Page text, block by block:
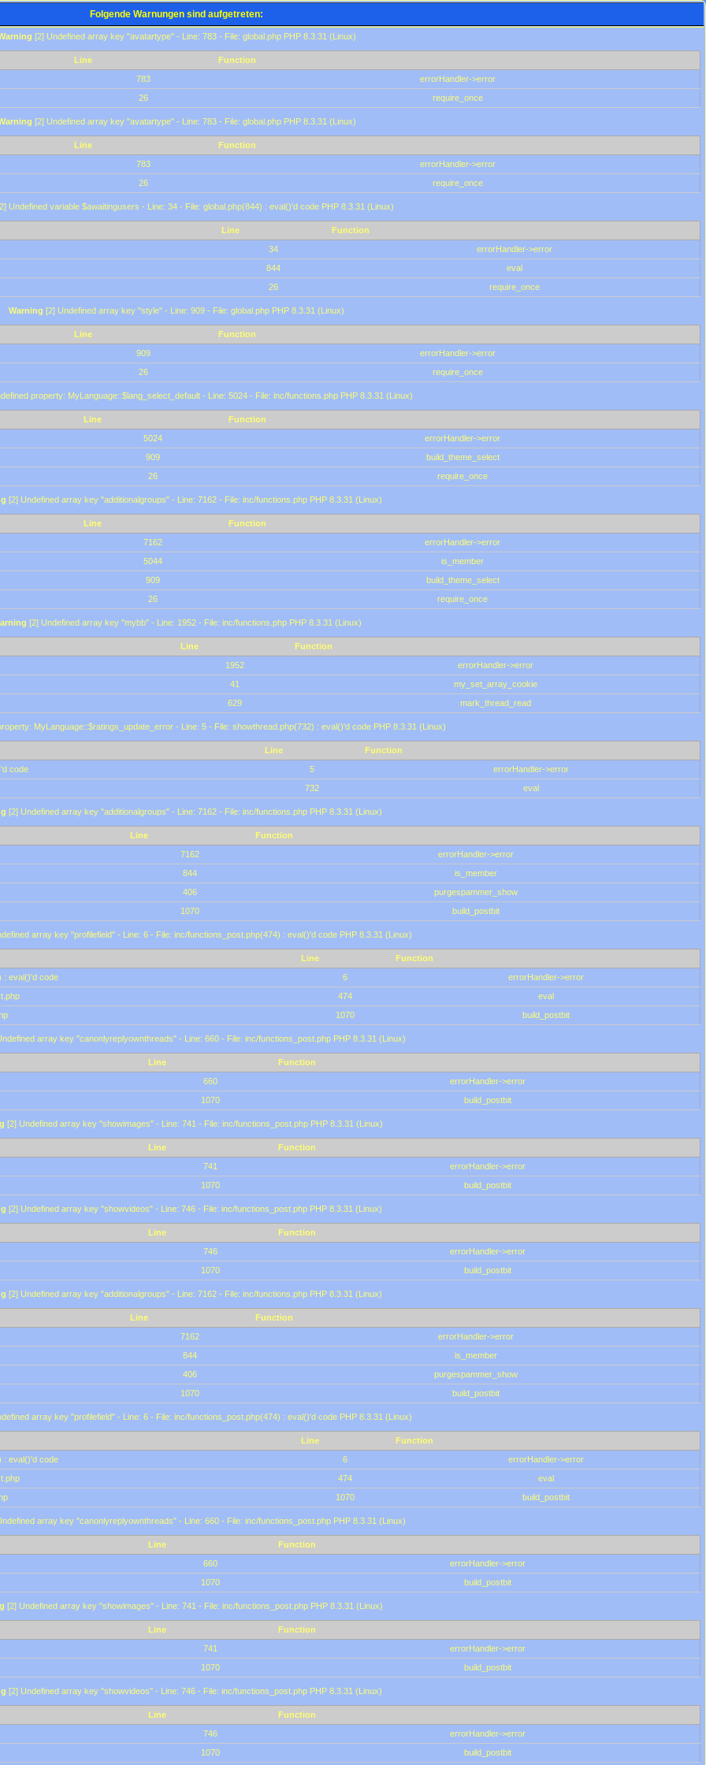
Folgende Warnungen sind aufgetreten:
[2] Undefined array key "avatartype" - Line: 783 - File: global.php PHP 8.3.31 (Linux)
Line
Function
783
errorHandler->error
26
require_once
[2] Undefined array key "avatartype" - Line: 783 - File: global.php PHP 8.3.31 (Linux)
Line
Function
783
errorHandler->error
26
require_once
Undefined variable $awaitingusers - Line: 34 - File: global.php(844) : eval()'d code PHP 8.3.31 (Linux)
Line
Function
34
errorHandler->error
844
eval
26
require_once
Warning [2] Undefined array key "style" - Line: 909 - File: global.php PHP 8.3.31 (Linux)
Line
Function
909
errorHandler->error
26
require_once
property: MyLanguage::$lang_select_default - Line: 5024 - File: inc/functions.php PHP 8.3.31 (Linux)
Line
Function
5024
errorHandler->error
909
build_theme_select
26
require_once
[2] Undefined array key "additionalgroups" - Line: 7162 - File: inc/functions.php PHP 8.3.31 (Linux)
Line
Function
7162
errorHandler->error
5044
is_member
909
build_theme_select
26
require_once
[2] Undefined array key "mybb" - Line: 1952 - File: inc/functions.php PHP 8.3.31 (Linux)
Line
Function
1952
errorHandler->error
41
my_set_array_cookie
629
mark_thread_read
MyLanguage::$ratings_update_error - Line: 5 - File: showthread.php(732) : eval()'d code PHP 8.3.31 (Linux)
Line
Function
code
5
errorHandler->error
732
eval
[2] Undefined array key "additionalgroups" - Line: 7162 - File: inc/functions.php PHP 8.3.31 (Linux)
Line
Function
7162
errorHandler->error
844
is_member
406
purgespammer_show
1070
build_postbit
array key "profilefield" - Line: 6 - File: inc/functions_post.php(474) : eval()'d code PHP 8.3.31 (Linux)
Line
Function
: eval()'d code
6
errorHandler->error
474
eval
1070 build_postbit
array key "canonlyreplyownthreads" - Line: 660 - File: inc/functions_post.php PHP 8.3.31 (Linux)
Line
Function
660
errorHandler->error
1070
build_postbit
[2] Undefined array key "showimages" - Line: 741 - File: inc/functions_post.php PHP 8.3.31 (Linux)
Line
Function
741
errorHandler->error
1070
build_postbit
[2] Undefined array key "showvideos" - Line: 746 - File: inc/functions_post.php PHP 8.3.31 (Linux)
Line
Function
746
errorHandler->error
1070
build_postbit
[2] Undefined array key "additionalgroups" - Line: 7162 - File: inc/functions.php PHP 8.3.31 (Linux)
Line
Function
7162
errorHandler->error
844
is_member
406
purgespammer_show
1070
build_postbit
array key "profilefield" - Line: 6 - File: inc/functions_post.php(474) : eval()'d code PHP 8.3.31 (Linux)
Line
Function
: eval()'d code
6
errorHandler->error
474
eval
1070 build_postbit
array key "canonlyreplyownthreads" - Line: 660 - File: inc/functions_post.php PHP 8.3.31 (Linux)
Line
Function
660
errorHandler->error
1070
build_postbit
[2] Undefined array key "showimages" - Line: 741 - File: inc/functions_post.php PHP 8.3.31 (Linux)
Line
Function
741
errorHandler->error
1070
build_postbit
[2] Undefined array key "showvideos" - Line: 746 - File: inc/functions_post.php PHP 8.3.31 (Linux)
Line
Function
746
errorHandler->error
1070
build_postbit